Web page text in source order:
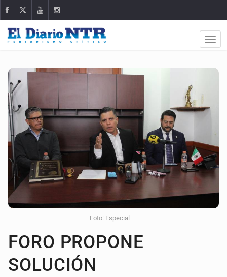
Foto: Especial
FORO PROPONE
SOLUCIÓN